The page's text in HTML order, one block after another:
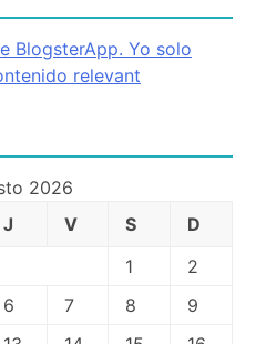
2026
J V S D
1
2
6 7 8
9